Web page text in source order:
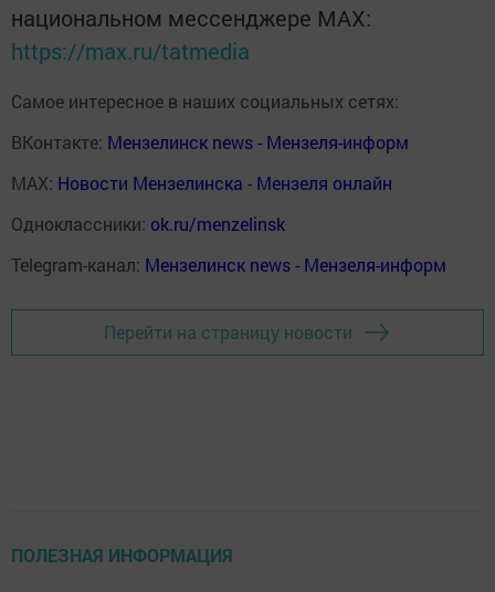
национальном мессенджере MАХ:
https://max.ru/tatmedia
Самое интересное в наших социальных сетях:
ВКонтакте: Мензелинск news - Мензеля-информ
MAX: Новости Мензелинска - Мензеля онлайн
Одноклассники: ok.ru/menzelinsk
Telegram-канал: Мензелинск news - Мензеля-информ
Перейти на страницу новости
ПОЛЕЗНАЯ ИНФОРМАЦИЯ